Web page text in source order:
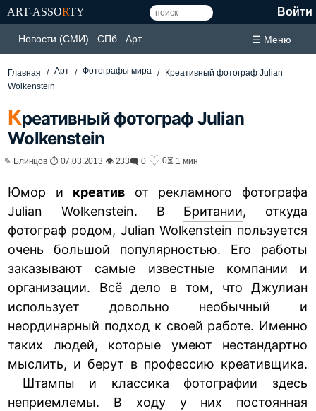
ART-ASSORTY Войти
Новости (СМИ) СПб Арт ☰ Меню
Главная Арт Фотографы мира
Креативный фотограф Julian
Wolkenstein
Креативный фотограф Julian
Wolkenstein
✎ Блинцов ⏱ 07.03.2013 👁 233🗨 0 ♡ 0⏳ 1 мин
Юмор и креатив от рекламного фотографа
Julian Wolkenstein. В Британии, откуда
фотограф родом, Julian Wolkenstein пользуется
очень большой популярностью. Его работы
заказывают самые известные компании и
организации. Всё дело в том, что Джулиан
использует довольно необычный и
неординарный подход к своей работе. Именно
таких людей, которые умеют нестандартно
мыслить, и берут в профессию креативщика.
Штампы и классика фотографии здесь
неприемлемы. В ходу у них постоянная